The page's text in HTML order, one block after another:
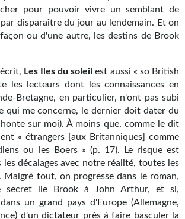
pour pouvoir vivre un semblant de
disparaître du jour au lendemain. Et on
ou d'une autre, les destins de Brook
Les Iles du soleil est aussi « so British
les lecteurs dont les connaissances en
Bretagne, en particulier, n'ont pas subi
qui me concerne, le dernier doit dater du
sur moi). À moins que, comme le dit
« étrangers [aux Britanniques] comme
ou les Boers » (p. 17). Le risque est
décalages avec notre réalité, toutes les
tout, on progresse dans le roman,
secret lie Brook à John Arthur, et si,
un grand pays d'Europe (Allemagne,
d'un dictateur près à faire basculer la